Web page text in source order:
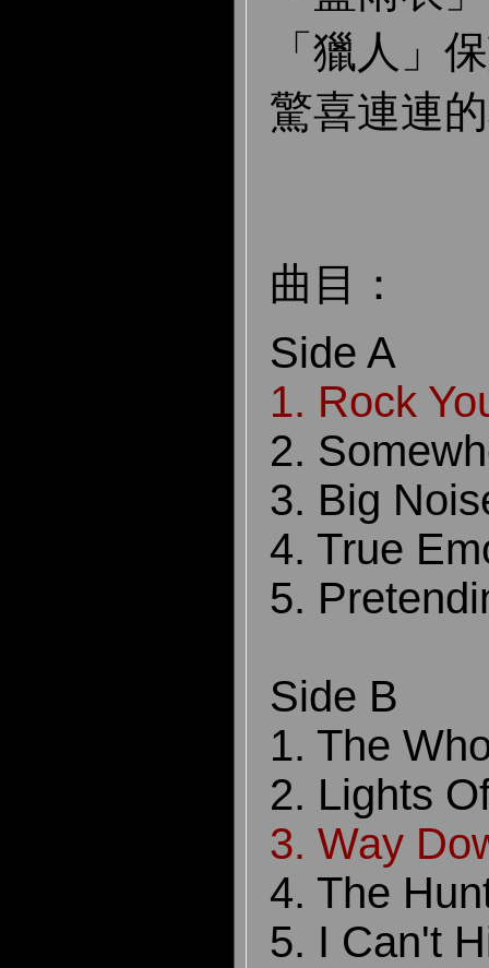
「獵人」
驚喜連連
曲目：
Side A
1. Rock
2.
3. Big
4. True
5.
Side B
1. The
2. Lights
3. Way
4. The
5. I Can't